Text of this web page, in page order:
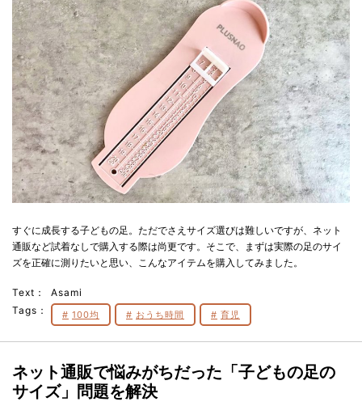
すぐに成長する子どもの足。ただでさえサイズ選びは難しいですが、ネット
通販など試着なしで購入する際は尚更です。そこで、まずは実際の足のサイ
ズを正確に測りたいと思い、こんなアイテムを購入してみました。
Text：
Asami
Tags：
100均 おうち時間 育児
ネット通販で悩みがちだった「子どもの足の
サイズ」問題を解決